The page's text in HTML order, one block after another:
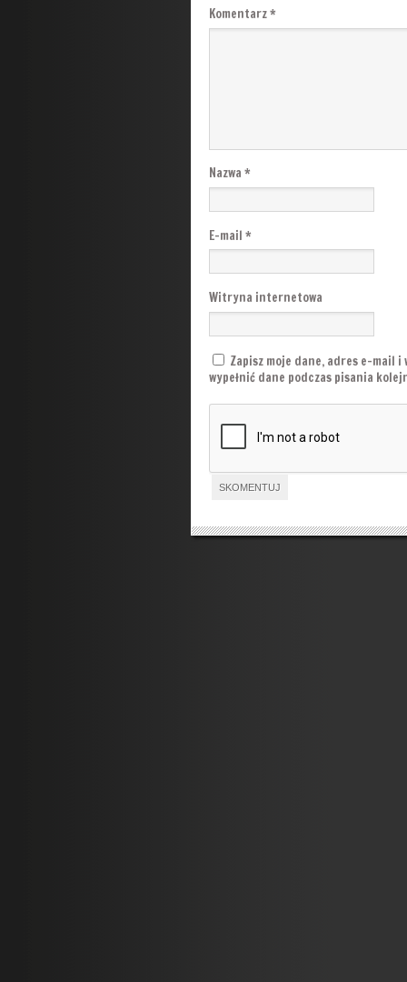
Komentarz*
Nazwa *
E-mail *
Witryna internetowa
Zapisz moje dane, adres e-mail
wypełnić dane podczas pisania